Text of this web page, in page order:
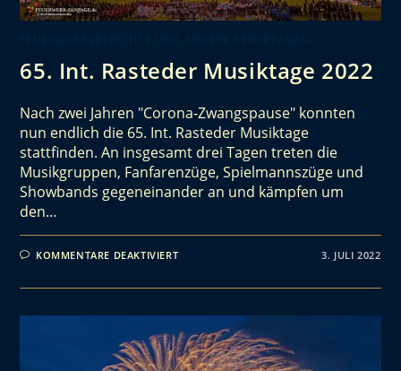
65. Int. Rasteder Musiktage 2022
Nach zwei Jahren "Corona-Zwangspause" konnten
nun endlich die 65. Int. Rasteder Musiktage
stattfinden. An insgesamt drei Tagen treten die
Musikgruppen, Fanfarenzüge, Spielmannszüge und
Showbands gegeneinander an und kämpfen um
den…
KOMMENTARE DEAKTIVIERT 3. JULI 2022